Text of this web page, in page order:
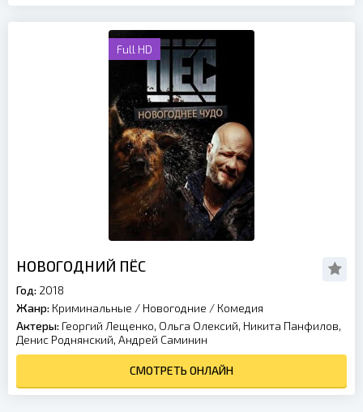
Full HD
НОВОГОДНИЙ ПЁС
Год: 2018
Жанр: Криминальные / Новогодние / Комедия
Актеры: Георгий Лещенко, Ольга Олексий, Никита Панфилов,
Денис Роднянский, Андрей Саминин
СМОТРЕТЬ ОНЛАЙН